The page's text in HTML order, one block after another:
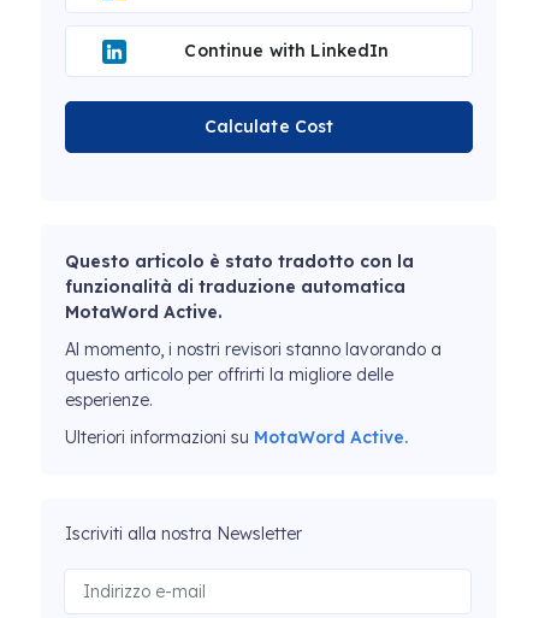
Continue with LinkedIn
Calculate Cost
Questo articolo è stato tradotto con la
funzionalità di traduzione automatica
MotaWord Active.
Al momento, i nostri revisori stanno lavorando a
questo articolo per offrirti la migliore delle
esperienze.
Ulteriori informazioni su MotaWord Active.
Iscriviti alla nostra Newsletter